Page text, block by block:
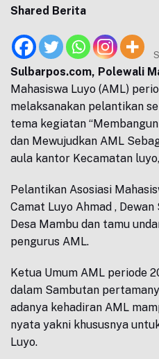
Shared Berita
Sulbarpos.com, Polewali
Mahasiswa Luyo (AML)
melaksanakan pelantikan
tema kegiatan
dan Mewujudkan AML
aula kantor Kecamatan
Pelantikan Asosiasi
Camat Luyo Ahmad ,
Desa Mambu dan tamu
pengurus AML.
Ketua Umum AML periode
dalam Sambutan
adanya kehadiran AML
nyata yakni khususnya
Luyo.